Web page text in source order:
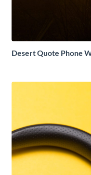
Desert Quote Phone